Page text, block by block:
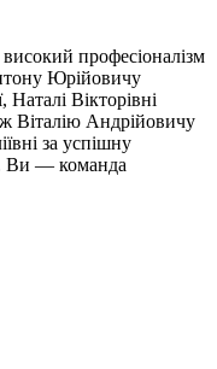
професіоналізм
Юрійовичу
Наталі Вікторівні
Віталію Андрійовичу
за успішну
Ви — команда